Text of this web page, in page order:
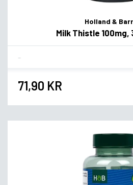
Holland &
Milk Thistle
71,90 KR